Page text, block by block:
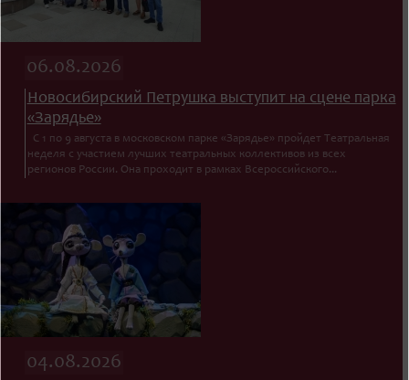
06.08.2026
Новосибирский Петрушка выступит на сцене парка
«Зарядье»
С 1 по 9 августа в московском парке «Зарядье» пройдет Театральная
неделя с участием лучших театральных коллективов из всех
регионов России. Она проходит в рамках Всероссийского...
04.08.2026